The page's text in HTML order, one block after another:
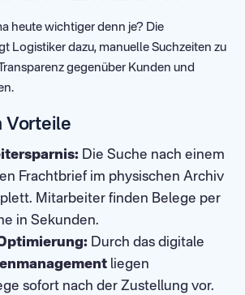
heute wichtiger denn je? Die
Logistiker dazu, manuelle Suchzeiten zu
gegenüber Kunden und
Vorteile
Die Suche nach einem
Frachtbrief im physischen Archiv
Mitarbeiter finden Belege per
in Sekunden.
Durch das digitale
liegen
sofort nach der Zustellung vor.